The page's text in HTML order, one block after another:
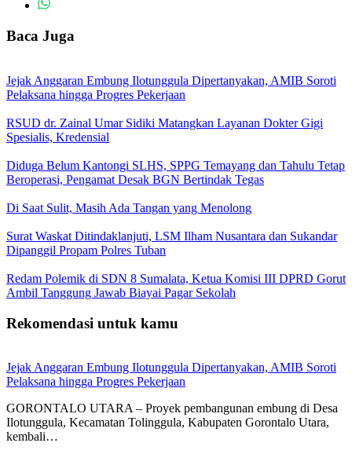
Baca Juga
Jejak Anggaran Embung Ilotunggula Dipertanyakan, AMIB Soroti
Pelaksana hingga Progres Pekerjaan
RSUD dr. Zainal Umar Sidiki Matangkan Layanan Dokter Gigi
Spesialis, Kredensial
Diduga Belum Kantongi SLHS, SPPG Temayang dan Tahulu Tetap
Beroperasi, Pengamat Desak BGN Bertindak Tegas
Di Saat Sulit, Masih Ada Tangan yang Menolong
Surat Waskat Ditindaklanjuti, LSM Ilham Nusantara dan Sukandar
Dipanggil Propam Polres Tuban
Redam Polemik di SDN 8 Sumalata, Ketua Komisi III DPRD Gorut
Ambil Tanggung Jawab Biayai Pagar Sekolah
Rekomendasi untuk kamu
Jejak Anggaran Embung Ilotunggula Dipertanyakan, AMIB Soroti
Pelaksana hingga Progres Pekerjaan
GORONTALO UTARA – Proyek pembangunan embung di Desa
Ilotunggula, Kecamatan Tolinggula, Kabupaten Gorontalo Utara,
kembali…